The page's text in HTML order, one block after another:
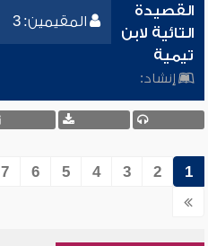
المقيمين: 3
القصيدة
التائية لابن
تيمية
إنشاد:
1
2
3
4
5
6
7